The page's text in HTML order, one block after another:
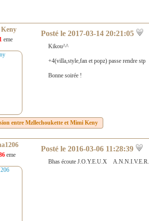
eme
Posté le 2017-03-14 20:21:05
Kikou^^
+4(villa,style,fan et popz) passe rendre stp
Bonne soirée !
entre Mzllechoukette et Mimi Keny
eme
Posté le 2016-03-06 11:28:39
Bhas écoute J.O.Y.E.U.X